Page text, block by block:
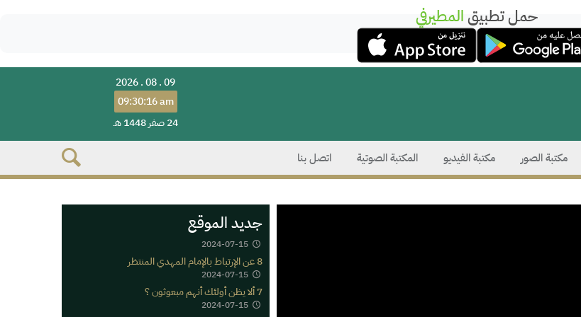
حمل تطبيقالمطيرفي
2026 . 08 . 09
09:30:16 am
24 صفر 1448 هـ
مكتبة الصور مكتبة الفيديو المكتبة الصوتية اتصل بنا
جديد الموقع
2024-07-15
8 عن الإرتباط بالإمام المهدي المنتظر
2024-07-15
7 ألا يظن أولئك أنهم مبعوثون ؟
2024-07-15